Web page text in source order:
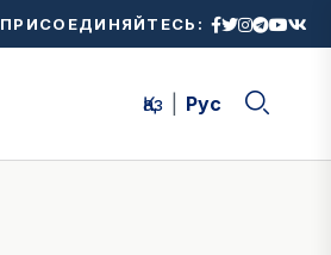
ПРИСОЕДИНЯЙТЕСЬ:
Қаз Рус